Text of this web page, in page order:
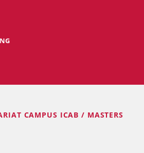
CAMPUS ICAB / MASTERS